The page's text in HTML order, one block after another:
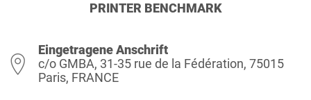
PRINTER BENCHMARK
Eingetragene Anschrift
c/o GMBA, 31-35 rue de la Fédération, 75015
Paris, FRANCE